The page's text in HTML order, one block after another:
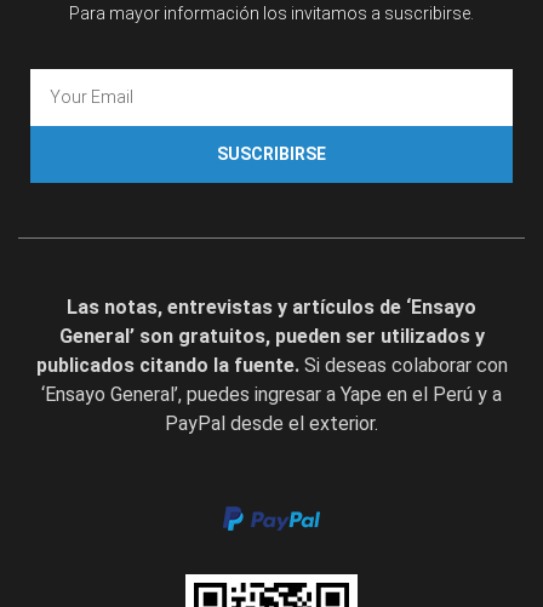
Para mayor información los invitamos a suscribirse.
SUSCRIBIRSE
Las notas, entrevistas y artículos de ‘Ensayo
General’ son gratuitos, pueden ser utilizados y
publicados citando la fuente. Si deseas colaborar con
‘Ensayo General’, puedes ingresar a Yape en el Perú y a
PayPal desde el exterior.